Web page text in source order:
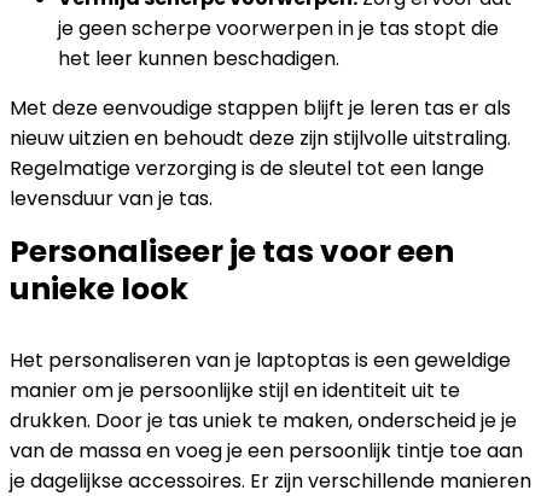
je geen scherpe voorwerpen in je tas stopt die
het leer kunnen beschadigen.
Met deze eenvoudige stappen blijft je leren tas er als
nieuw uitzien en behoudt deze zijn stijlvolle uitstraling.
Regelmatige verzorging is de sleutel tot een lange
levensduur van je tas.
Personaliseer je tas voor een
unieke look
Het personaliseren van je laptoptas is een geweldige
manier om je persoonlijke stijl en identiteit uit te
drukken. Door je tas uniek te maken, onderscheid je je
van de massa en voeg je een persoonlijk tintje toe aan
je dagelijkse accessoires. Er zijn verschillende manieren